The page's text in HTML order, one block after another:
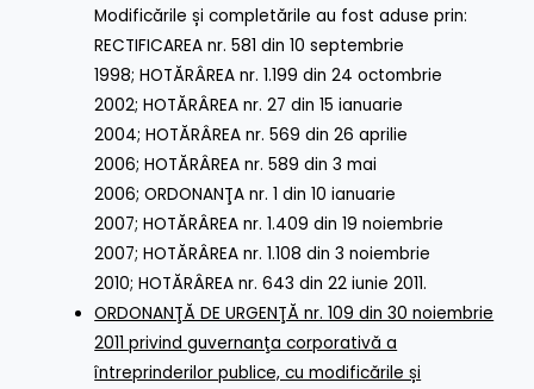
Modificările și completările au fost aduse prin:
RECTIFICAREA nr. 581 din 10 septembrie
1998;HOTĂRÂREA nr. 1.199 din 24 octombrie
2002;HOTĂRÂREA nr. 27 din 15 ianuarie
2004;HOTĂRÂREA nr. 569 din 26 aprilie
2006;HOTĂRÂREA nr. 589 din 3 mai
2006;ORDONANŢA nr. 1 din 10 ianuarie
2007;HOTĂRÂREA nr. 1.409 din 19 noiembrie
2007;HOTĂRÂREA nr. 1.108 din 3 noiembrie
2010;HOTĂRÂREA nr. 643 din 22 iunie 2011.
ORDONANŢĂ DE URGENŢĂ nr. 109 din 30 noiembrie
2011 privind guvernanţa corporativă a
întreprinderilor publice, cu modificările și